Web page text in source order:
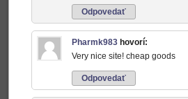
Odpovedať
Pharmk983 hovorí:
Very nice site! cheap goods
Odpovedať